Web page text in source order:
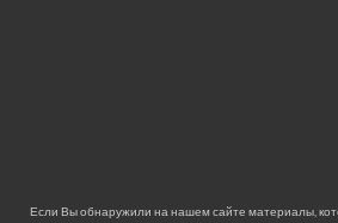
Если Вы обнаружили на нашем сайте материалы,